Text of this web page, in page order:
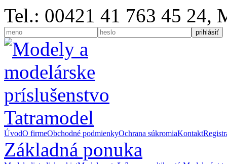
Tel.: 00421 41 763 45 24,
ÚvodO firmeObchodné podmienkyOchrana súkromiaKontakt
Základná ponuka